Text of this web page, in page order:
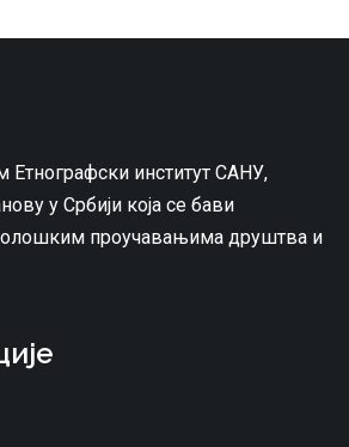
институт САНУ,
у Србији која се бави
проучавањима друштва и